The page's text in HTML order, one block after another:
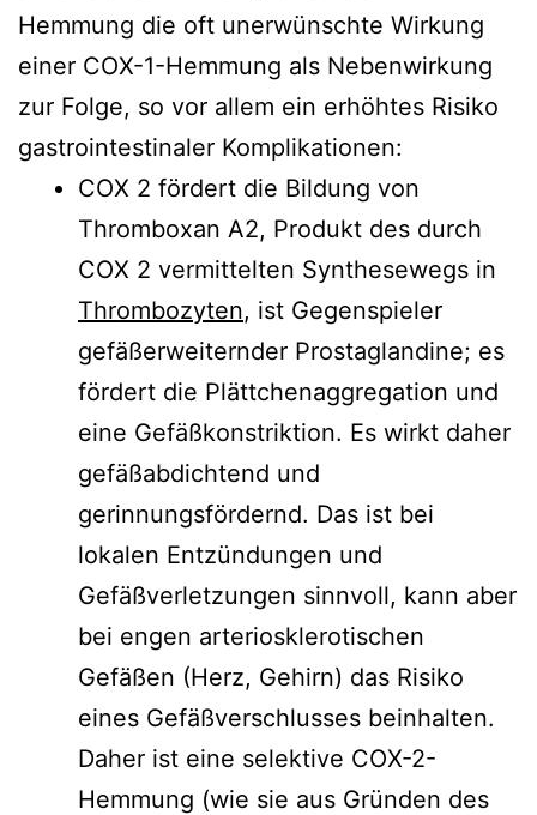
Hemmung die oft unerwünschte Wirkung
einer COX-1-Hemmung als Nebenwirkung
zur Folge, so vor allem ein erhöhtes Risiko
gastrointestinaler Komplikationen:
COX 2 fördert die Bildung von
Thromboxan A2, Produkt des durch
COX 2 vermittelten Synthesewegs in
Thrombozyten, ist Gegenspieler
gefäßerweiternder Prostaglandine; es
fördert die Plättchenaggregation und
eine Gefäßkonstriktion. Es wirkt daher
gefäßabdichtend und
gerinnungsfördernd. Das ist bei
lokalen Entzündungen und
Gefäßverletzungen sinnvoll, kann aber
bei engen arteriosklerotischen
Gefäßen (Herz, Gehirn) das Risiko
eines Gefäßverschlusses beinhalten.
Daher ist eine selektive COX-2-
Hemmung (wie sie aus Gründen des